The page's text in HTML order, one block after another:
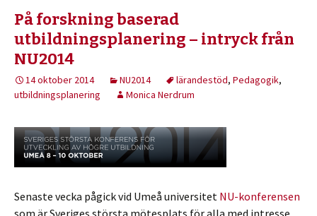
På forskning baserad
utbildningsplanering – intryck från
NU2014
14 oktober 2014 NU2014 lärandestöd, Pedagogik,
utbildningsplanering
Monica Nerdrum
Senaste vecka pågick vid Umeå universitet NU-konferensen
som är Sveriges största mötesplats för alla med intresse